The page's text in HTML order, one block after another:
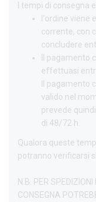
I tempi di consegna
l'ordine viene
corrente, con
concludere
Il pagamento
effettuasi
Il pagamento
valido nel
prevede
di 48/72 h.
Qualora queste
potranno verificarsi
N.B. PER
CONSEGNA